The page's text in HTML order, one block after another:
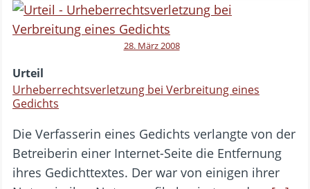
28. März 2008
Urteil
Urheberrechtsverletzung bei Verbreitung eines
Gedichts
Die Verfasserin eines Gedichts verlangte von der
Betreiberin einer Internet-Seite die Entfernung
ihres Gedichttextes. Der war von einigen ihrer